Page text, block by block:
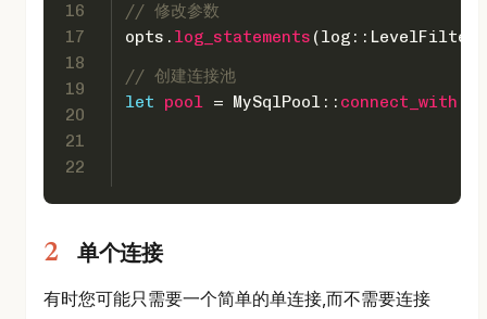
16
17
18
19
20
21
22
// 修改参数
opts. log_statements
// 创建连接池
let
pool = MySqlPool:: connect_with
单个连接
有时您可能只需要一个简单的单连接,而不需要连接